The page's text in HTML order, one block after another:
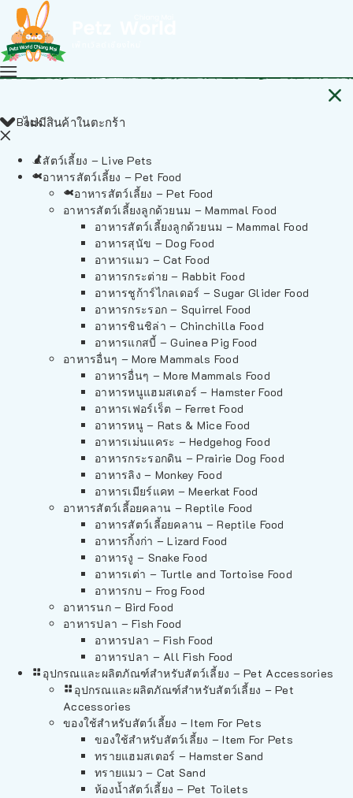
ไม่มีสินค้าในตะกร้า
Back
สัตว์เลี้ยง – Live Pets
อาหารสัตว์เลี้ยง – Pet Food
อาหารสัตว์เลี้ยง – Pet Food
อาหารสัตว์เลี้ยงลูกด้วยนม – Mammal Food
อาหารสัตว์เลี้ยงลูกด้วยนม – Mammal Food
อาหารสุนัข – Dog Food
อาหารแมว – Cat Food
อาหารกระต่าย – Rabbit Food
อาหารชูก้าร์ไกลเดอร์ – Sugar Glider Food
อาหารกระรอก – Squirrel Food
อาหารชินชิล่า – Chinchilla Food
อาหารแกสบี้ – Guinea Pig Food
อาหารอื่นๆ – More Mammals Food
อาหารอื่นๆ – More Mammals Food
อาหารหนูแฮมสเตอร์ – Hamster Food
อาหารเฟอร์เร็ต – Ferret Food
อาหารหนู – Rats & Mice Food
อาหารเม่นแคระ – Hedgehog Food
อาหารกระรอกดิน – Prairie Dog Food
อาหารลิง – Monkey Food
อาหารเมียร์แคท – Meerkat Food
อาหารสัตว์เลี้อยคลาน – Reptile Food
อาหารสัตว์เลี้อยคลาน – Reptile Food
อาหารกิ้งก่า – Lizard Food
อาหารงู – Snake Food
อาหารเต่า – Turtle and Tortoise Food
อาหารกบ – Frog Food
อาหารนก – Bird Food
อาหารปลา – Fish Food
อาหารปลา – Fish Food
อาหารปลา – All Fish Food
อุปกรณและผลิตภัณฑ์สำหรับสัตว์เลี้ยง – Pet Accessories
อุปกรณและผลิตภัณฑ์สำหรับสัตว์เลี้ยง – Pet
Accessories
ของใช้สำหรับสัตว์เลี้ยง – Item For Pets
ของใช้สำหรับสัตว์เลี้ยง – Item For Pets
ทรายแฮมสเตอร์ – Hamster Sand
ทรายแมว – Cat Sand
ห้องน้ำสัตว์เลี้ยง – Pet Toilets